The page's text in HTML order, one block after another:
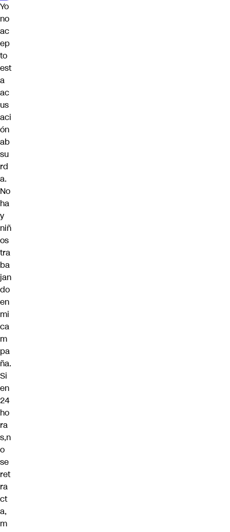
Yo
no
ac
ep
to
est
a
ac
us
aci
ón
ab
su
rd
a.
No
ha
y
niñ
os
tra
ba
jan
do
en
mi
ca
m
pa
ña.
Si
en
24
ho
ra
s,n
o
se
ret
ra
ct
a,
m